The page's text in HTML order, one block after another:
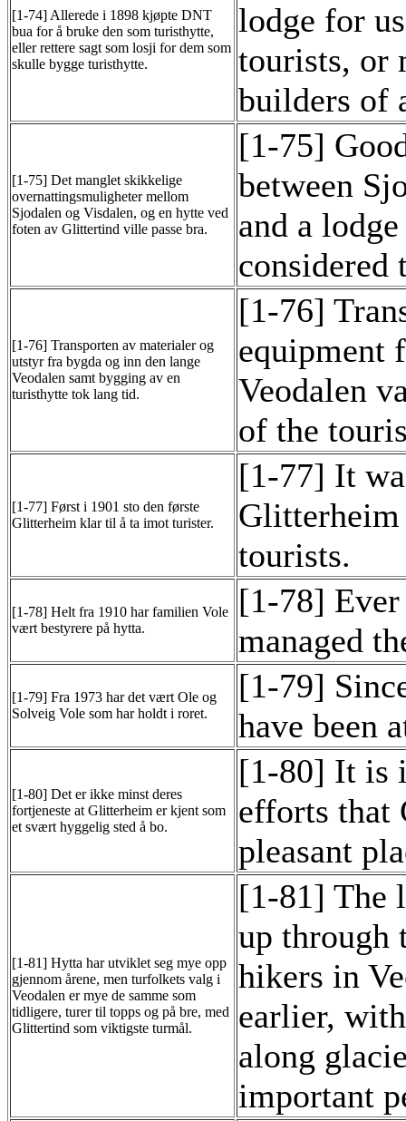
[1-74] Allerede i 1898 kjøpte DNT
bua for å bruke den som turisthytte,
eller rettere sagt som losji for dem som
skulle bygge turisthytte.
lodge for
tourists, or
builders of
[1-75] Det manglet skikkelige
overnattingsmuligheter mellom
Sjodalen og Visdalen, og en hytte ved
foten av Glittertind ville passe bra.
[1-75]
between
and a
considered
[1-76] Transporten av materialer og
utstyr fra bygda og inn den lange
Veodalen samt bygging av en
turisthytte tok lang tid.
[1-76]
equipment
Veodalen
of the
[1-77] Først i 1901 sto den første
Glitterheim klar til å ta imot turister.
[1-77] It
Glitterheim
tourists.
[1-78] Helt fra 1910 har familien Vole
vært bestyrere på hytta.
[1-78]
managed
[1-79] Fra 1973 har det vært Ole og
Solveig Vole som har holdt i roret.
[1-79]
have been
[1-80] Det er ikke minst deres
fortjeneste at Glitterheim er kjent som
et svært hyggelig sted å bo.
[1-80] It is
efforts that
pleasant
[1-81] Hytta har utviklet seg mye opp
gjennom årene, men turfolkets valg i
Veodalen er mye de samme som
tidligere, turer til topps og på bre, med
Glittertind som viktigste turmål.
[1-81] The
up through
hikers in
earlier,
along
important